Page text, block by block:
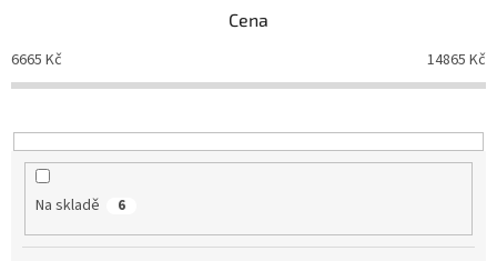
Cena
6665 Kč 14865 Kč
Na skladě 6